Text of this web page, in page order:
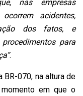
nas empresas
acidentes,
dos fatos, e
para
.
BR-070, na altura de
em que o